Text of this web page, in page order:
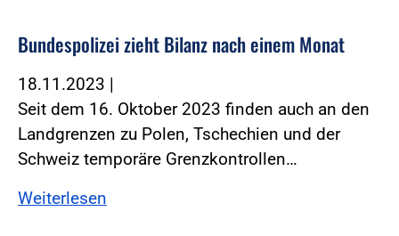
Bundespolizei zieht Bilanz nach einem Monat
18.11.2023 |
Seit dem 16. Oktober 2023 finden auch an den
Landgrenzen zu Polen, Tschechien und der
Schweiz temporäre Grenzkontrollen…
Weiterlesen